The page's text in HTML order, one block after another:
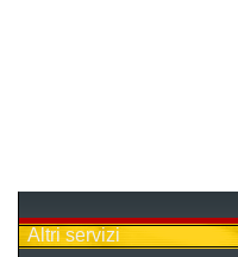
Altri servizi